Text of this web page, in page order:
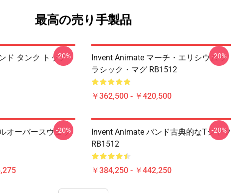
最高の売り手製品
ド タンク トップ
-20%
Invent Animate マーチ・エリシウム ク
ラシック・マグ RB1512
￥362,500 - ￥420,500
-20%
オーバースウェッ
-20%
Invent Animate バンド古典的なTシャツ
RB1512
￥384,250 - ￥442,250
-20%